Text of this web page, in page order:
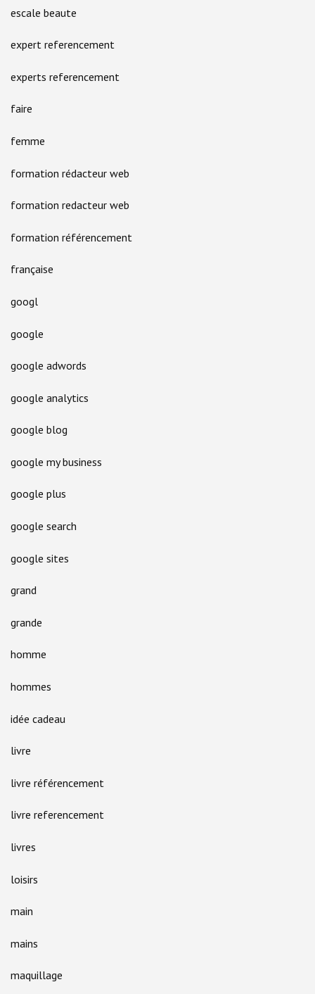
escale beaute
expert referencement
experts referencement
faire
femme
formation rédacteur web
formation redacteur web
formation référencement
française
googl
google
google adwords
google analytics
google blog
google my business
google plus
google search
google sites
grand
grande
homme
hommes
idée cadeau
livre
livre référencement
livre referencement
livres
loisirs
main
mains
maquillage